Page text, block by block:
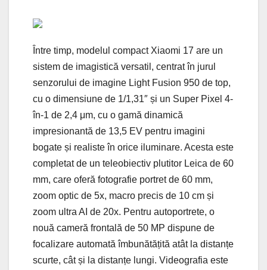
Între timp, modelul compact Xiaomi 17 are un
sistem de imagistică versatil, centrat în jurul
senzorului de imagine Light Fusion 950 de top,
cu o dimensiune de 1/1,31″ și un Super Pixel 4-
în-1 de 2,4 μm, cu o gamă dinamică
impresionantă de 13,5 EV pentru imagini
bogate și realiste în orice iluminare. Acesta este
completat de un teleobiectiv plutitor Leica de 60
mm, care oferă fotografie portret de 60 mm,
zoom optic de 5x, macro precis de 10 cm și
zoom ultra AI de 20x. Pentru autoportrete, o
nouă cameră frontală de 50 MP dispune de
focalizare automată îmbunătățită atât la distanțe
scurte, cât și la distanțe lungi. Videografia este